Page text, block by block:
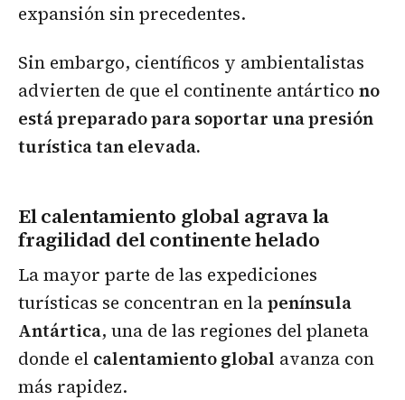
expansión sin precedentes.
Sin embargo, científicos y ambientalistas
advierten de que el continente antártico no
está preparado para soportar una presión
turística tan elevada.
El calentamiento global agrava la
fragilidad del continente helado
La mayor parte de las expediciones
turísticas se concentran en lapenínsula
Antártica, una de las regiones del planeta
donde el calentamiento global avanza con
más rapidez.